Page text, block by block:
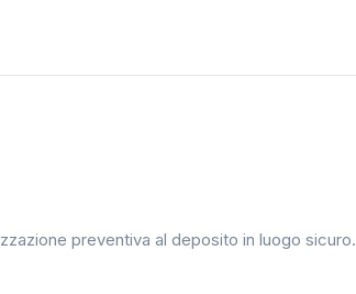
preventiva al deposito in luogo sicuro.